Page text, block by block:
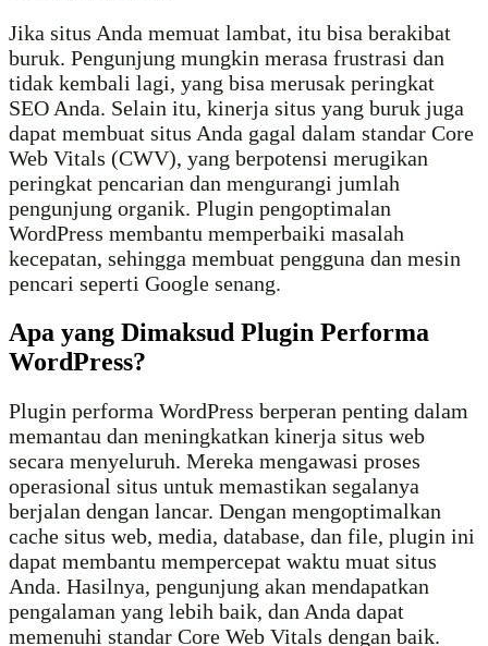
Jika situs Anda memuat lambat, itu bisa berakibat
buruk. Pengunjung mungkin merasa frustrasi dan
tidak kembali lagi, yang bisa merusak peringkat
SEO Anda. Selain itu, kinerja situs yang buruk juga
dapat membuat situs Anda gagal dalam standar Core
Web Vitals (CWV), yang berpotensi merugikan
peringkat pencarian dan mengurangi jumlah
pengunjung organik. Plugin pengoptimalan
WordPress membantu memperbaiki masalah
kecepatan, sehingga membuat pengguna dan mesin
pencari seperti Google senang.
Apa yang Dimaksud Plugin Performa
WordPress?
Plugin performa WordPress berperan penting dalam
memantau dan meningkatkan kinerja situs web
secara menyeluruh. Mereka mengawasi proses
operasional situs untuk memastikan segalanya
berjalan dengan lancar. Dengan mengoptimalkan
cache situs web, media, database, dan file, plugin ini
dapat membantu mempercepat waktu muat situs
Anda. Hasilnya, pengunjung akan mendapatkan
pengalaman yang lebih baik, dan Anda dapat
memenuhi standar Core Web Vitals dengan baik.